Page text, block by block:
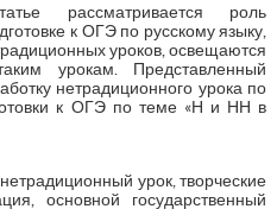
рассматривается роль
к ОГЭ по русскому языку,
уроков, освещаются
урокам. Представленный
нетрадиционного урока по
к ОГЭ по теме «Н и НН в
урок, творческие
основной государственный